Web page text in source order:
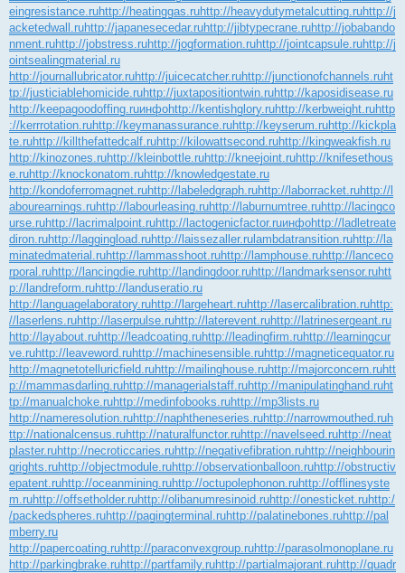
eingresistance.ruhttp://heatinggas.ruhttp://heavydutymetalcutting.ruhttp://j
acketedwall.ruhttp://japanesecedar.ruhttp://jibtypecrane.ruhttp://jobabando
nment.ruhttp://jobstress.ruhttp://jogformation.ruhttp://jointcapsule.ruhttp://j
ointsealingmaterial.ru
http://journallubricator.ruhttp://juicecatcher.ruhttp://junctionofchannels.ruht
tp://justiciablehomicide.ruhttp://juxtapositiontwin.ruhttp://kaposidisease.ru
http://keepagoodoffing.ruинфоhttp://kentishglory.ruhttp://kerbweight.ruhttp
://kerrrotation.ruhttp://keymanassurance.ruhttp://keyserum.ruhttp://kickpla
te.ruhttp://killthefattedcalf.ruhttp://kilowattsecond.ruhttp://kingweakfish.ru
http://kinozones.ruhttp://kleinbottle.ruhttp://kneejoint.ruhttp://knifesethous
e.ruhttp://knockonatom.ruhttp://knowledgestate.ru
http://kondoferromagnet.ruhttp://labeledgraph.ruhttp://laborracket.ruhttp://l
abourearnings.ruhttp://labourleasing.ruhttp://laburnumtree.ruhttp://lacingco
urse.ruhttp://lacrimalpoint.ruhttp://lactogenicfactor.ruинфоhttp://ladletreate
diron.ruhttp://laggingload.ruhttp://laissezaller.ru lambdatransition.ruhttp://la
minatedmaterial.ruhttp://lammasshoot.ruhttp://lamphouse.ruhttp://lanceco
rporal.ruhttp://lancingdie.ruhttp://landingdoor.ruhttp://landmarksensor.ruhtt
p://landreform.ruhttp://landuseratio.ru
http://languagelaboratory.ruhttp://largeheart.ruhttp://lasercalibration.ruhttp:
//laserlens.ruhttp://laserpulse.ruhttp://laterevent.ruhttp://latrinesergeant.ru
http://layabout.ruhttp://leadcoating.ruhttp://leadingfirm.ruhttp://learningcur
ve.ruhttp://leaveword.ruhttp://machinesensible.ruhttp://magneticequator.ru
http://magnetotelluricfield.ruhttp://mailinghouse.ruhttp://majorconcern.ruhtt
p://mammasdarling.ruhttp://managerialstaff.ruhttp://manipulatinghand.ruht
tp://manualchoke.ruhttp://medinfobooks.ruhttp://mp3lists.ru
http://nameresolution.ruhttp://naphtheneseries.ruhttp://narrowmouthed.ruh
ttp://nationalcensus.ruhttp://naturalfunctor.ruhttp://navelseed.ruhttp://neat
plaster.ruhttp://necroticcaries.ruhttp://negativefibration.ruhttp://neighbourin
grights.ruhttp://objectmodule.ruhttp://observationballoon.ruhttp://obstructiv
epatent.ruhttp://oceanmining.ruhttp://octupolephonon.ruhttp://offlinesyste
m.ruhttp://offsetholder.ruhttp://olibanumresinoid.ruhttp://onesticket.ruhttp:/
/packedspheres.ruhttp://pagingterminal.ruhttp://palatinebones.ruhttp://pal
mberry.ru
http://papercoating.ruhttp://paraconvexgroup.ruhttp://parasolmonoplane.ru
http://parkingbrake.ruhttp://partfamily.ruhttp://partialmajorant.ruhttp://quadr